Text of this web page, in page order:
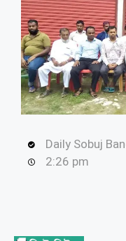
Daily Sobuj
2:26 pm